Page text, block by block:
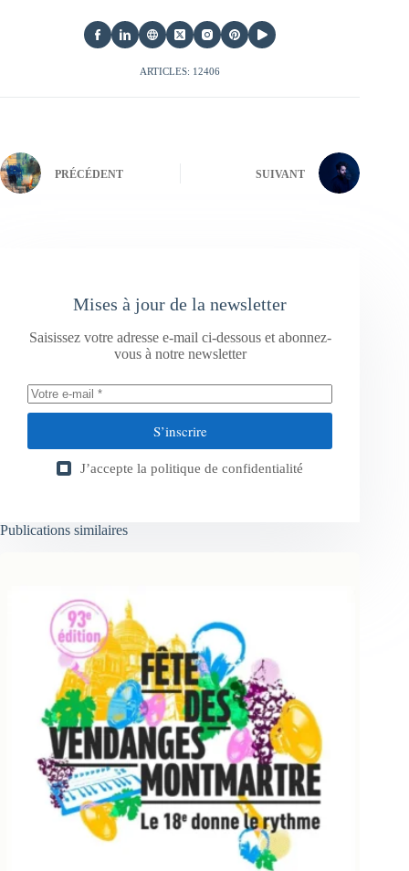
ARTICLES: 12406
PRÉCÉDENT SUIVANT
Mises à jour de la newsletter
Saisissez votre adresse e-mail ci-dessous et abonnez-
vous à notre newsletter
S’inscrire
J’accepte la politique de confidentialité
Publications similaires